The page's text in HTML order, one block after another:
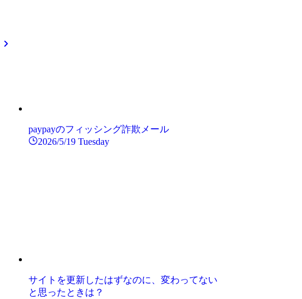
paypayのフィッシング詐欺メール
2026/5/19 Tuesday
サイトを更新したはずなのに、変わってない
と思ったときは？